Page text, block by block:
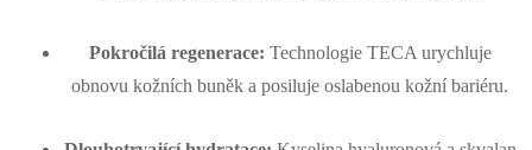
Pokročilá regenerace: Technologie TECA urychluje
obnovu kožních buněk a posiluje oslabenou kožní bariéru.